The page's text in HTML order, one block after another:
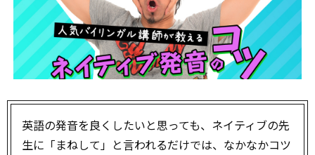
英語の発音を良くしたいと思っても、ネイティブの先
生に「まねして」と言われるだけでは、なかなかコツ